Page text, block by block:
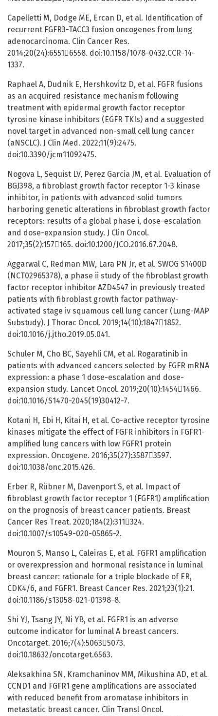
Capelletti M, Dodge ME, Ercan D, et al. Identification of
recurrent FGFR3-TACC3 fusion oncogenes from lung
adenocarcinoma. Clin Cancer Res.
2014;20(24):65516558. doi:10.1158/1078-0432.CCR-14-
1337.
Raphael A, Dudnik E, Hershkovitz D, et al. FGFR fusions
as an acquired resistance mechanism following
treatment with epidermal growth factor receptor
tyrosine kinase inhibitors (EGFR TKIs) and a suggested
novel target in advanced non-small cell lung cancer
(aNSCLC). J Clin Med. 2022;11(9):2475.
doi:10.3390/jcm11092475.
Nogova L, Sequist LV, Perez Garcia JM, et al. Evaluation of
BGJ398, a fibroblast growth factor receptor 1-3 kinase
inhibitor, in patients with advanced solid tumors
harboring genetic alterations in fibroblast growth factor
receptors: results of a global phase i, dose-escalation
and dose-expansion study. J Clin Oncol.
2017;35(2):157165. doi:10.1200/JCO.2016.67.2048.
Aggarwal C, Redman MW, Lara PN Jr, et al. SWOG S1400D
(NCT02965378), a phase ii study of the fibroblast growth
factor receptor inhibitor AZD4547 in previously treated
patients with fibroblast growth factor pathway-
activated stage iv squamous cell lung cancer (Lung-MAP
Substudy). J Thorac Oncol. 2019;14(10):18471852.
doi:10.1016/j.jtho.2019.05.041.
Schuler M, Cho BC, Sayehli CM, et al. Rogaratinib in
patients with advanced cancers selected by FGFR mRNA
expression: a phase 1 dose-escalation and dose-
expansion study. Lancet Oncol. 2019;20(10):14541466.
doi:10.1016/S1470-2045(19)30412-7.
Kotani H, Ebi H, Kitai H, et al. Co-active receptor tyrosine
kinases mitigate the effect of FGFR inhibitors in FGFR1-
amplified lung cancers with low FGFR1 protein
expression. Oncogene. 2016;35(27):35873597.
doi:10.1038/onc.2015.426.
Erber R, Rübner M, Davenport S, et al. Impact of
fibroblast growth factor receptor 1 (FGFR1) amplification
on the prognosis of breast cancer patients. Breast
Cancer Res Treat. 2020;184(2):311324.
doi:10.1007/s10549-020-05865-2.
Mouron S, Manso L, Caleiras E, et al. FGFR1 amplification
or overexpression and hormonal resistance in luminal
breast cancer: rationale for a triple blockade of ER,
CDK4/6, and FGFR1. Breast Cancer Res. 2021;23(1):21.
doi:10.1186/s13058-021-01398-8.
Shi YJ, Tsang JY, Ni YB, et al. FGFR1 is an adverse
outcome indicator for luminal A breast cancers.
Oncotarget. 2016;7(4):50635073.
doi:10.18632/oncotarget.6563.
Aleksakhina SN, Kramchaninov MM, Mikushina AD, et al.
CCND1 and FGFR1 gene amplifications are associated
with reduced benefit from aromatase inhibitors in
metastatic breast cancer. Clin Transl Oncol.